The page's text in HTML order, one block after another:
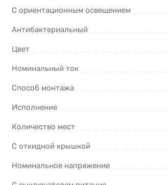
С ориентационным освещением
Антибактериальный
Цвет
Номинальный ток
Способ монтажа
Исполнение
Количество мест
С откидной крышкой
Номинальное напряжение